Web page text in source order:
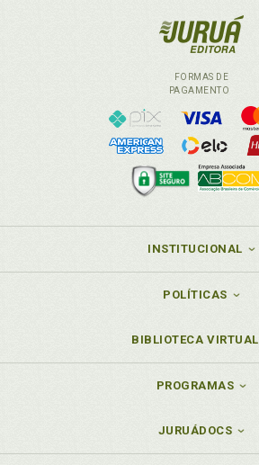
FORMAS DE
PAGAMENTO
INSTITUCIONAL
POLÍTICAS
BIBLIOTECA VIRTUAL
PROGRAMAS
JURUÁDOCS